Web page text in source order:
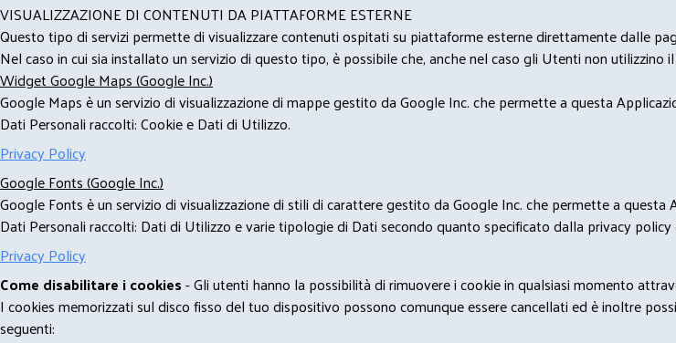
VISUALIZZAZIONE DI CONTENUTI DA PIATTAFORME ESTERNE
Questo tipo di servizi permette di visualizzare contenuti ospitati su piattaforme esterne direttamente dalle
Nel caso in cui sia installato un servizio di questo tipo, è possibile che, anche nel caso gli Utenti non
Widget Google Maps (Google Inc.)
Google Maps è un servizio di visualizzazione di mappe gestito da Google Inc. che permette a questa
Dati Personali raccolti: Cookie e Dati di Utilizzo.
Privacy Policy
Google Fonts (Google Inc.)
Google Fonts è un servizio di visualizzazione di stili di carattere gestito da Google Inc. che permette a
Dati Personali raccolti: Dati di Utilizzo e varie tipologie di Dati secondo quanto specificato dalla privacy policy
Privacy Policy
Come disabilitare i cookies- Gli utenti hanno la possibilità di rimuovere i cookie in qualsiasi momento
I cookies memorizzati sul disco fisso del tuo dispositivo possono comunque essere cancellati ed è inoltre
seguenti: